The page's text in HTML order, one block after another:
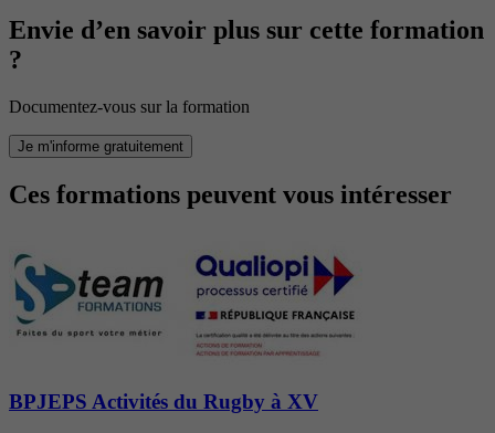
Envie d’en savoir plus sur cette formation
?
Documentez-vous sur la formation
Je m'informe gratuitement
Ces formations peuvent vous intéresser
BPJEPS Activités du Rugby à XV